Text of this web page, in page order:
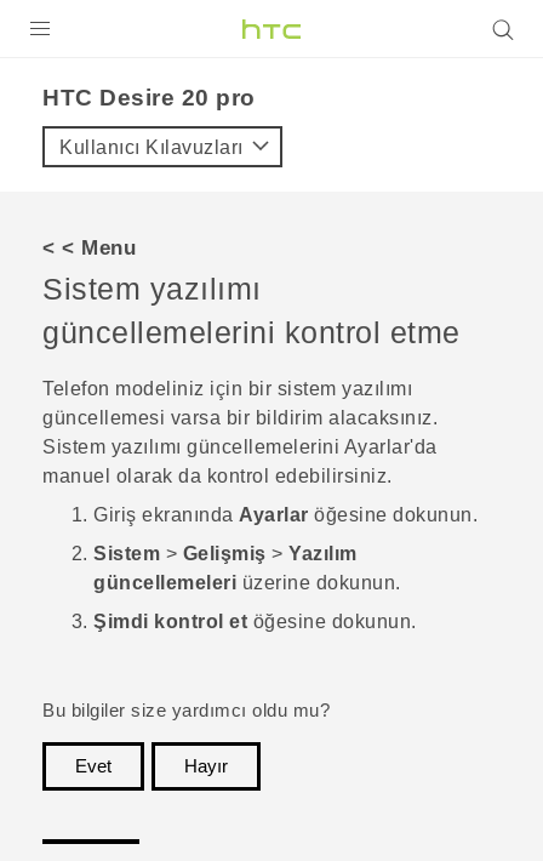
VIVE
VIVERSE
DESTEK
‎HTC Desire 20 pro‎
Kullanıcı Kılavuzları
< < Menu
Sistem yazılımı
güncellemelerini kontrol etme
Telefon modeliniz için bir sistem yazılımı
güncellemesi varsa bir bildirim alacaksınız.
Sistem yazılımı güncellemelerini Ayarlar'da
manuel olarak da kontrol edebilirsiniz.
Giriş ekranında Ayarlar öğesine dokunun.
Sistem > Gelişmiş > Yazılım
güncellemeleri üzerine dokunun.
Şimdi kontrol et öğesine dokunun.
Bu bilgiler size yardımcı oldu mu?
Evet
Hayır